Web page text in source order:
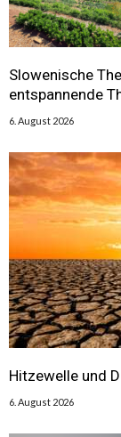
Slowenische
entspannende
6. August 2026
Hitzewelle und
6. August 2026